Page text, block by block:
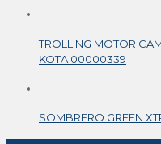
TROLLING MOTOR
KOTA 00000339
SOMBRERO GREEN